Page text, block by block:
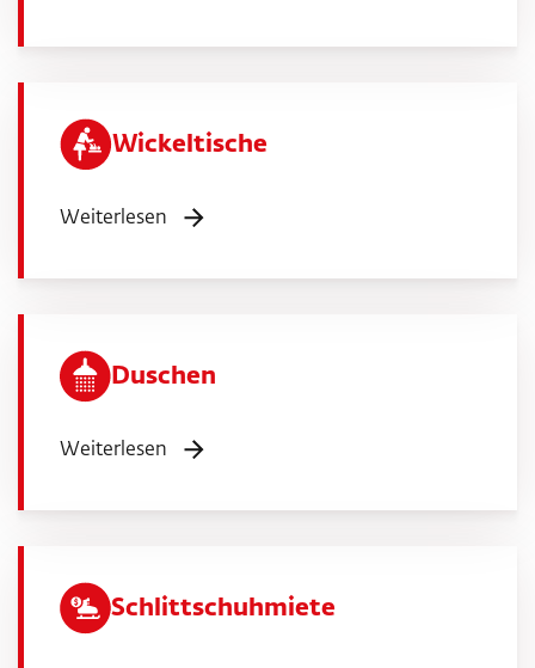
Wickeltische
Weiterlesen
Duschen
Weiterlesen
Schlittschuhmiete